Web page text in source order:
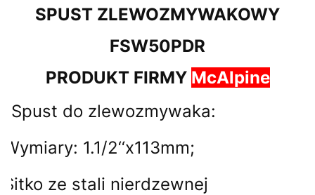
SPUST ZLEWOZMYWAKOWY
FSW50PDR
PRODUKT FIRMY McAlpine
Spust do zlewozmywaka:
Wymiary: 1.1/2‘‘x113mm;
Sitko ze stali nierdzewnej